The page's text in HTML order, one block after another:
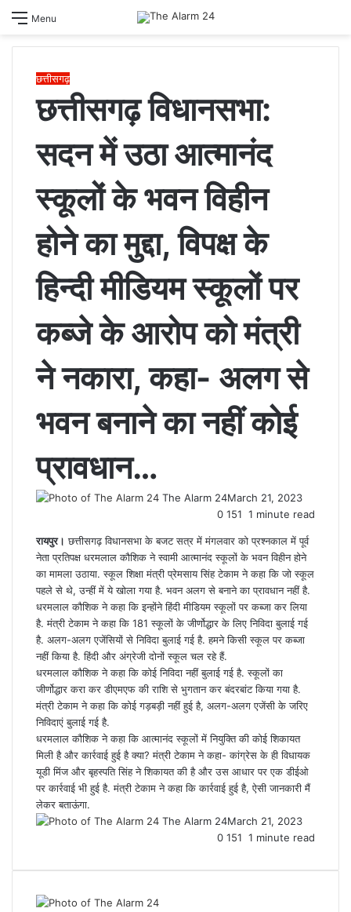
Menu
छत्तीसगढ़
छत्तीसगढ़ विधानसभा:
सदन में उठा आत्मानंद
स्कूलों के भवन विहीन
होने का मुद्दा, विपक्ष के
हिन्दी मीडियम स्कूलों पर
कब्जे के आरोप को मंत्री
ने नकारा, कहा- अलग से
भवन बनाने का नहीं कोई
प्रावधान…
The Alarm 24March 21, 2023
0 151 1 minute read
रायपुर। छत्तीसगढ़ विधानसभा के बजट सत्र में मंगलवार को प्रश्नकाल में पूर्व
नेता प्रतिपक्ष धरमलाल कौशिक ने स्वामी आत्मानंद स्कूलों के भवन विहीन होने
का मामला उठाया. स्कूल शिक्षा मंत्री प्रेमसाय सिंह टेकाम ने कहा कि जो स्कूल
पहले से थे, उन्हीं में ये खोला गया है. भवन अलग से बनाने का प्रावधान नहीं है.
धरमलाल कौशिक ने कहा कि इन्होंने हिंदी मीडियम स्कूलों पर कब्जा कर लिया
है. मंत्री टेकाम ने कहा कि 181 स्कूलों के जीर्णोद्धार के लिए निविदा बुलाई गई
है. अलग-अलग एजेंसियों से निविदा बुलाई गई है. हमने किसी स्कूल पर कब्जा
नहीं किया है. हिंदी और अंग्रेजी दोनों स्कूल चल रहे हैं.
धरमलाल कौशिक ने कहा कि कोई निविदा नहीं बुलाई गई है. स्कूलों का
जीर्णोद्धार करा कर डीएमएफ की राशि से भुगतान कर बंदरबांट किया गया है.
मंत्री टेकाम ने कहा कि कोई गड़बड़ी नहीं हुई है, अलग-अलग एजेंसी के जरिए
निविदाएं बुलाई गई है.
धरमलाल कौशिक ने कहा कि आत्मानंद स्कूलों में नियुक्ति की कोई शिकायत
मिली है और कार्रवाई हुई है क्या? मंत्री टेकाम ने कहा- कांग्रेस के ही विधायक
यूडी मिंज और बृहस्पति सिंह ने शिकायत की है और उस आधार पर एक डीईओ
पर कार्रवाई भी हुई है. मंत्री टेकाम ने कहा कि कार्रवाई हुई है, ऐसी जानकारी मैं
लेकर बताऊंगा.
The Alarm 24March 21, 2023
0 151 1 minute read